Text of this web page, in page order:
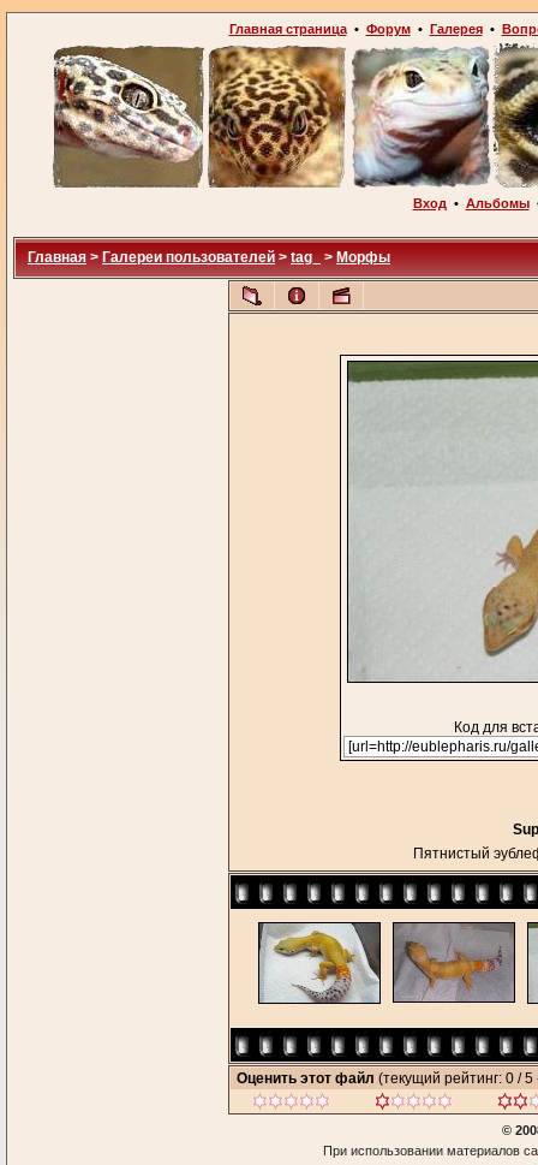
Главная страница• Форум• Галерея•
Вход • Альбомы
Главная > Галереи пользователей > tag_ > Морфы
Код для
Пятнистый
Оценить этот файл (текущий рейтинг: 0 / 5
©
При использовании материалов